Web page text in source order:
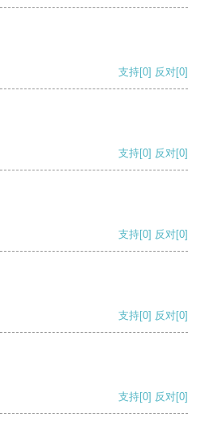
支持[0] 反对[0]
支持[0] 反对[0]
支持[0] 反对[0]
支持[0] 反对[0]
支持[0] 反对[0]